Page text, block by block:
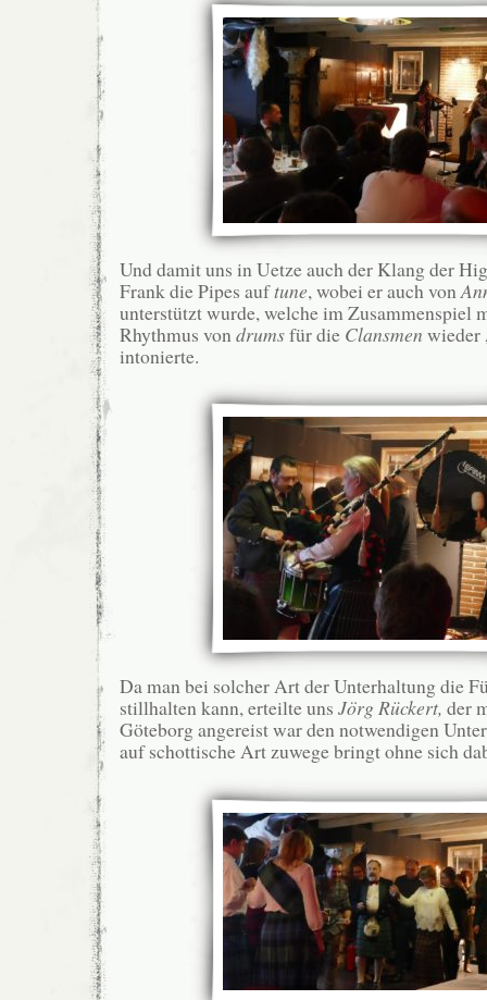
Und damit uns in Uetze auch der Klang der
Frank die Pipes auftune, wobei er auch von
unterstützt wurde, welche im Zusammenspiel
Rhythmus vondrumsfür die Clansmen wieder
intonierte.
Da man bei solcher Art der Unterhaltung die
stillhalten kann, erteilte uns Jörg Rückert, der
Göteborg angereist war den notwendigen
auf schottische Art zuwege bringt ohne sich